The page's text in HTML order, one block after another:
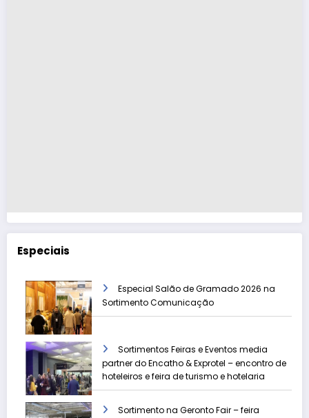
Especiais
Especial Salão de Gramado 2026 na
Sortimento Comunicação
Sortimentos Feiras e Eventos media
partner do Encatho & Exprotel – encontro de
hoteleiros e feira de turismo e hotelaria
Sortimento na Geronto Fair – feira